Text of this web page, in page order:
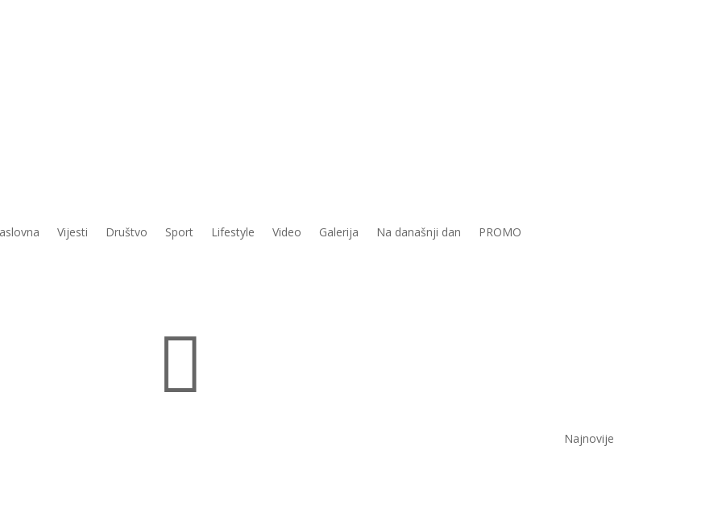
Vijesti Društvo Sport Lifestyle Video Galerija Na današnji dan PROMO

Najnovije